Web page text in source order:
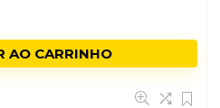
AO CARRINHO